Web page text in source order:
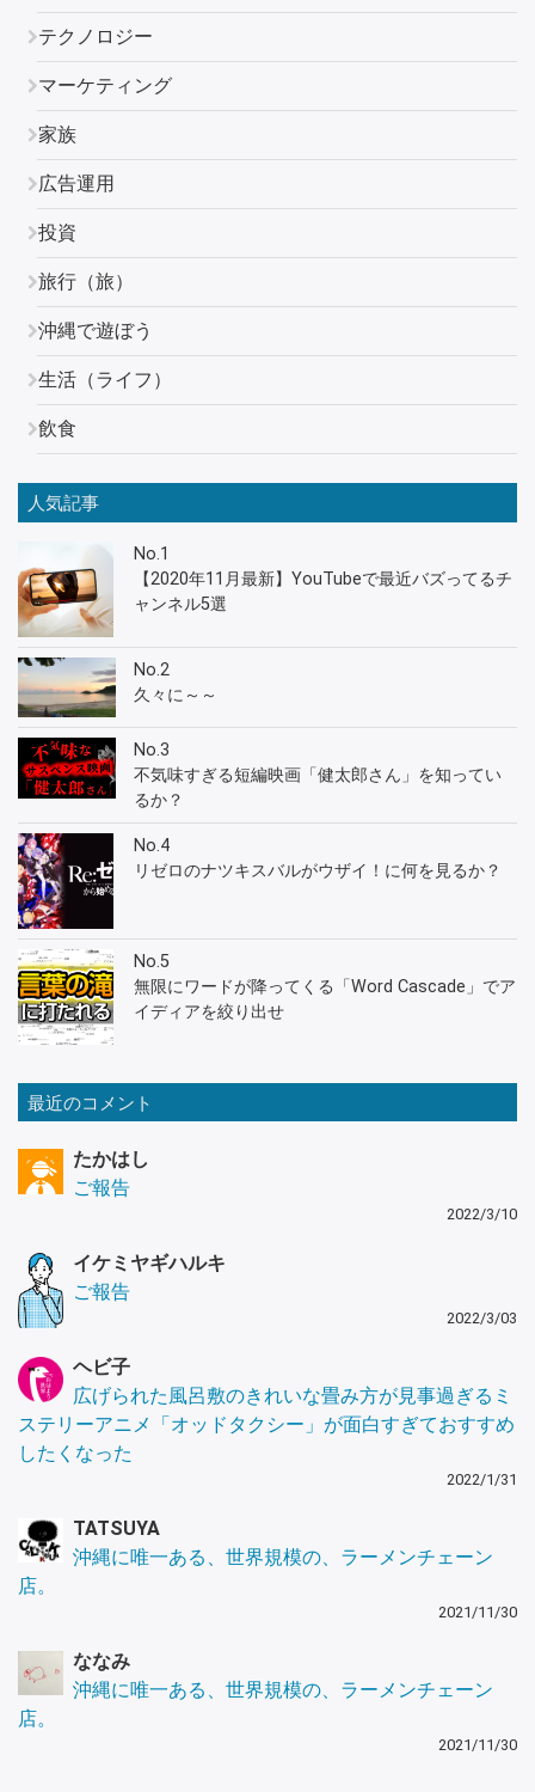
テクノロジー
マーケティング
家族
広告運用
投資
旅行（旅）
沖縄で遊ぼう
生活（ライフ）
飲食
人気記事
No.1
【2020年11月最新】YouTubeで最近バズってるチ
ャンネル5選
No.2
久々に～～
No.3
不気味すぎる短編映画「健太郎さん」を知ってい
るか？
No.4
リゼロのナツキスバルがウザイ！に何を見るか？
No.5
無限にワードが降ってくる「Word Cascade」でア
イディアを絞り出せ
最近のコメント
たかはし
ご報告
2022/3/10
イケミヤギハルキ
ご報告
2022/3/03
ヘビ子
広げられた風呂敷のきれいな畳み方が見事過ぎるミ
ステリーアニメ「オッドタクシー」が面白すぎておすすめ
したくなった
2022/1/31
TATSUYA
沖縄に唯一ある、世界規模の、ラーメンチェーン
店。
2021/11/30
ななみ
沖縄に唯一ある、世界規模の、ラーメンチェーン
店。
2021/11/30